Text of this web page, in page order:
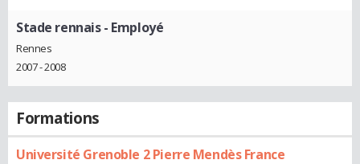
Stade rennais- Employé
Rennes
2007 - 2008
Formations
Université Grenoble 2 Pierre Mendès France